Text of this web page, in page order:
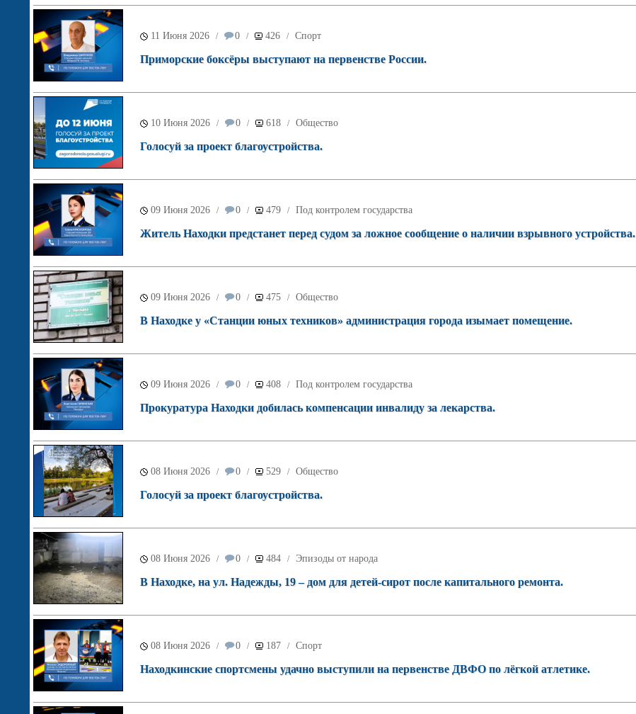
11 Июня 2026 / 0 / 426 / Спорт
Приморские боксёры выступают на первенстве России.
10 Июня 2026 / 0 / 618 / Общество
Голосуй за проект благоустройства.
09 Июня 2026 / 0 / 479 / Под контролем государства
Житель Находки предстанет перед судом за ложное сообщение о наличии взрывного устройства.
09 Июня 2026 / 0 / 475 / Общество
В Находке у «Станции юных техников» администрация города изымает помещение.
09 Июня 2026 / 0 / 408 / Под контролем государства
Прокуратура Находки добилась компенсации инвалиду за лекарства.
08 Июня 2026 / 0 / 529 / Общество
Голосуй за проект благоустройства.
08 Июня 2026 / 0 / 484 / Эпизоды от народа
В Находке, на ул. Надежды, 19 – дом для детей‑сирот после капитального ремонта.
08 Июня 2026 / 0 / 187 / Спорт
Находкинские спортсмены удачно выступили на первенстве ДВФО по лёгкой атлетике.